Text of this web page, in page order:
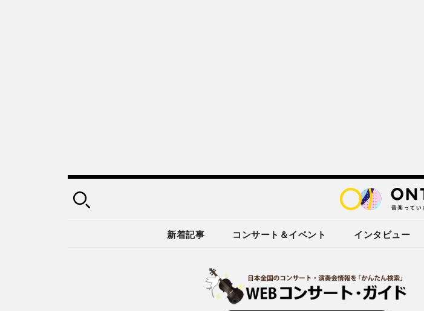
新着記事 コンサート＆イベント インタビュー